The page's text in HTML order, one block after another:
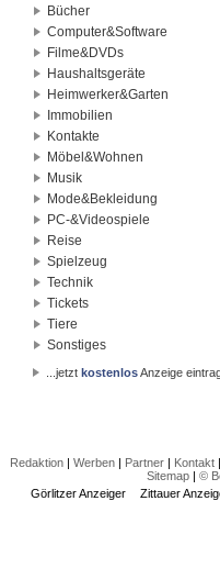
Bücher
Computer&Software
Filme&DVDs
Haushaltsgeräte
Heimwerker&Garten
Immobilien
Kontakte
Möbel&Wohnen
Musik
Mode&Bekleidung
PC-&Videospiele
Reise
Spielzeug
Technik
Tickets
Tiere
Sonstiges
...jetztkostenlosAnzeige
Redaktion| Werben| Partner| Kontakt|
Sitemap| ©
Görlitzer Anzeiger
Zittauer